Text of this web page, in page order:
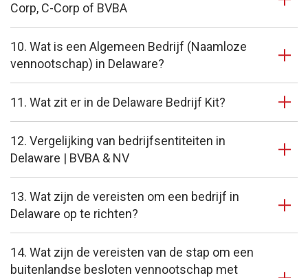
Corp, C-Corp of BVBA
10. Wat is een Algemeen Bedrijf (Naamloze
vennootschap) in Delaware?
11. Wat zit er in de Delaware Bedrijf Kit?
12. Vergelijking van bedrijfsentiteiten in
Delaware | BVBA & NV
13. Wat zijn de vereisten om een bedrijf in
Delaware op te richten?
14. Wat zijn de vereisten van de stap om een
buitenlandse besloten vennootschap met